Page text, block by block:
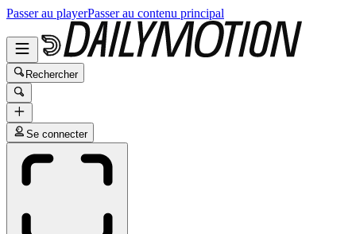
Passer au playerPasser au contenu principal
Rechercher
Se connecter